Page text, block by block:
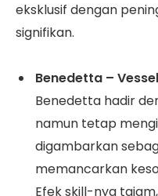
eksklusif dengan
signifikan.
Benedetta –
Benedetta hadir
namun tetap
digambarkan
memancarkan
Efek skill-nya